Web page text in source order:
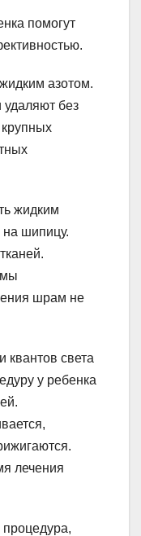
помогут
азотом.
удаляют без
жидким
на шипицу.
шрам не
света
у ребенка
лечения
процедура,